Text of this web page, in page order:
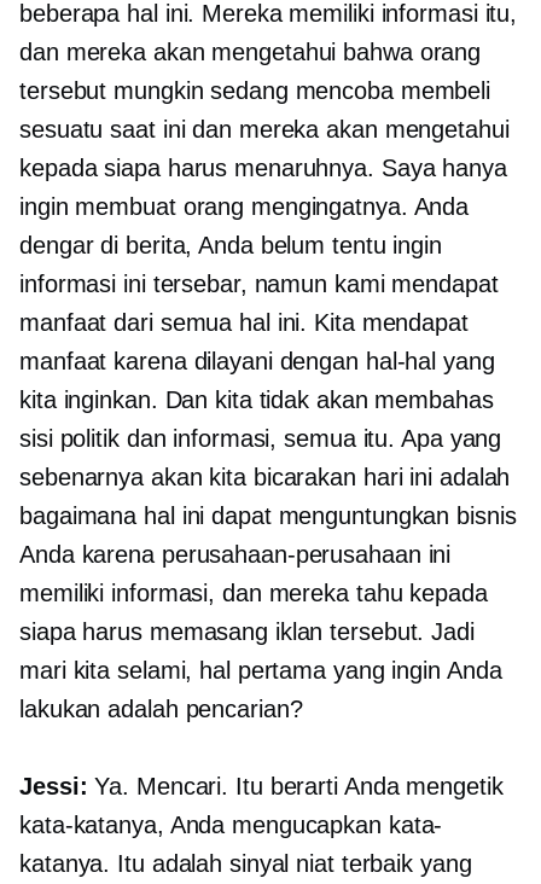
beberapa hal ini. Mereka memiliki informasi itu,
dan mereka akan mengetahui bahwa orang
tersebut mungkin sedang mencoba membeli
sesuatu saat ini dan mereka akan mengetahui
kepada siapa harus menaruhnya. Saya hanya
ingin membuat orang mengingatnya. Anda
dengar di berita, Anda belum tentu ingin
informasi ini tersebar, namun kami mendapat
manfaat dari semua hal ini. Kita mendapat
manfaat karena dilayani dengan hal-hal yang
kita inginkan. Dan kita tidak akan membahas
sisi politik dan informasi, semua itu. Apa yang
sebenarnya akan kita bicarakan hari ini adalah
bagaimana hal ini dapat menguntungkan bisnis
Anda karena perusahaan-perusahaan ini
memiliki informasi, dan mereka tahu kepada
siapa harus memasang iklan tersebut. Jadi
mari kita selami, hal pertama yang ingin Anda
lakukan adalah pencarian?
Jessi: Ya. Mencari. Itu berarti Anda mengetik
kata-katanya, Anda mengucapkan kata-
katanya. Itu adalah sinyal niat terbaik yang